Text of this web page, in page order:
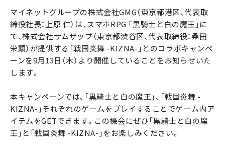
マイネットグループの株式会社GMG（東京都港区、代表取
締役社長：上原 仁）は、スマホRPG 「黒騎士と白の魔王」に
て、株式会社サムザップ（東京都渋谷区、代表取締役：桑田
栄顕）が提供する「戦国炎舞 -KIZNA-」とのコラボキャンペ
ーンを9月13日（木）より開催していることをお知らせいた
します。
本キャンペーンでは、「黒騎士と白の魔王」、「戦国炎舞 -
KIZNA-」それぞれのゲームをプレイすることでゲーム内ア
イテムをGETできます。この機会にぜひ「黒騎士と白の魔
王」と「戦国炎舞 -KIZNA-」をお楽しみください。